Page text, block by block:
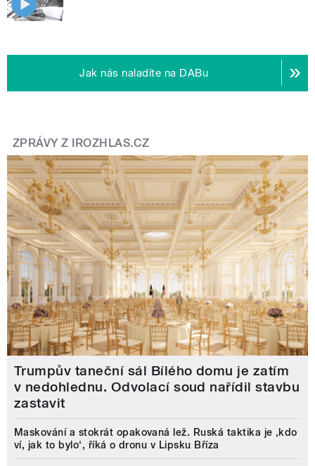
Jak nás naladíte na DABu
ZPRÁVY Z IROZHLAS.CZ
Trumpův taneční sál Bílého domu je zatím
v nedohlednu. Odvolací soud nařídil stavbu
zastavit
Maskování a stokrát opakovaná lež. Ruská taktika je ‚kdo
ví, jak to bylo‘, říká o dronu v Lipsku Bříza